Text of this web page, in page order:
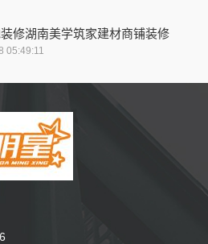
修湖南美学筑家建材商铺装修
05:49:11